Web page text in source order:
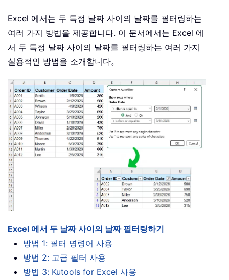
Excel 에서는 두 특정 날짜 사이의 날짜를 필터링하는
여러 가지 방법을 제공합니다. 이 문서에서는 Excel 에
서 두 특정 날짜 사이의 날짜를 필터링하는 여러 가지
실용적인 방법을 소개합니다。
Excel 에서 두 날짜 사이의 날짜 필터링하기
방법 1: 필터 명령어 사용
방법 2: 고급 필터 사용
방법 3: Kutools for Excel 사용